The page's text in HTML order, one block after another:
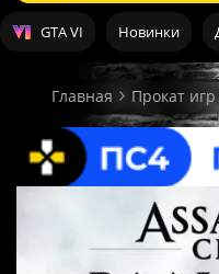
GTA VI Новинки
Главная Прокат игр